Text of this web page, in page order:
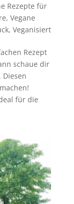
Rezepte für
, Vegane
, Veganisiert
Rezept
schaue dir
für die